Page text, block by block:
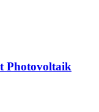
Photovoltaik